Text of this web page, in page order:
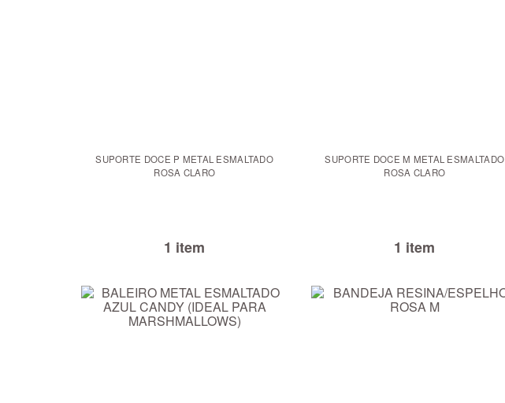
SUPORTE DOCE P METAL ESMALTADO
ROSA CLARO
1 item
SUPORTE DOCE M METAL ESMALTADO
ROSA CLARO
1 item